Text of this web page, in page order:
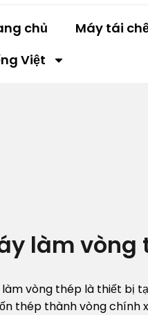
chủ Máy tái
Việt
làm vòng
làm vòng thép là thiết bị
thép thành vòng chính